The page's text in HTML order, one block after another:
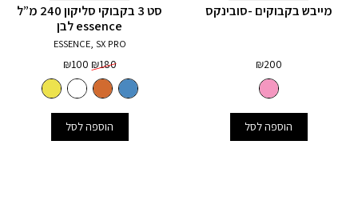
מייבש בקבוקים -סובינקס
₪200
הוספה לסל
סט 3 בקבוקי סליקון 240 מ”ל
essence לבן
ESSENCE, SX PRO
₪180
המחיר
המקורי
היה:
₪180.
₪100
הנוכחי
הוא:
₪100.
הוספה לסל